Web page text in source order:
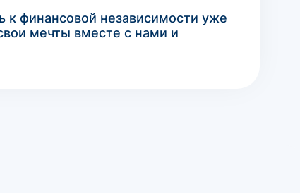
к финансовой независимости уже
мечты вместе с нами и